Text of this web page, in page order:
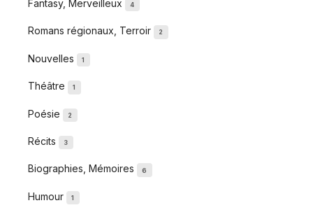
Fantasy, Merveilleux 4
Romans régionaux, Terroir 2
Nouvelles 1
Théâtre 1
Poésie 2
Récits 3
Biographies, Mémoires 6
Humour 1